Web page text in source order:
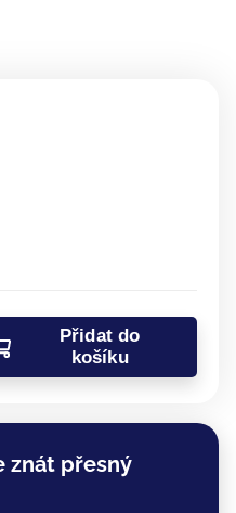
Přidat do
košíku
znát přesný